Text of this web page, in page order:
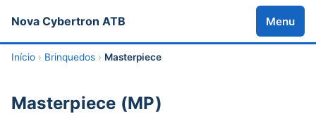
Nova Cybertron ATB Menu
Início › Brinquedos › Masterpiece
Masterpiece (MP)